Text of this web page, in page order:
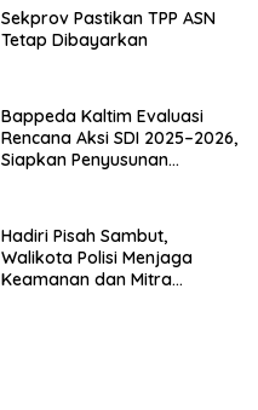
Sekprov Pastikan TPP ASN
Tetap Dibayarkan
Bappeda Kaltim Evaluasi
Rencana Aksi SDI 2025–2026,
Siapkan Penyusunan
Hadiri Pisah Sambut,
Walikota Polisi Menjaga
Keamanan dan Mitra